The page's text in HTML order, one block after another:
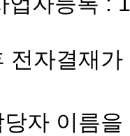
전자결재
자 이름